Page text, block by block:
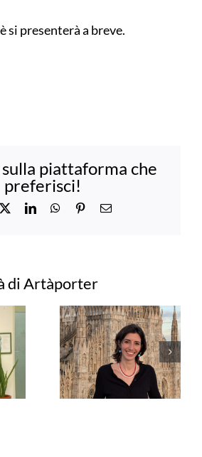
si presenterà a breve.
piattaforma che
preferisci!
LinkedInWhatsApp
PinterestEmail